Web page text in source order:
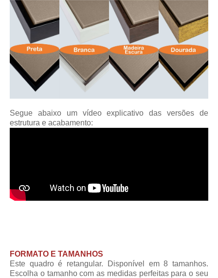
Segue abaixo um vídeo explicativo das versões de
estrutura e acabamento:
FORMATO E TAMANHOS
Este quadro é retangular. Disponível em 8 tamanhos.
Escolha o tamanho com as medidas perfeitas para o seu